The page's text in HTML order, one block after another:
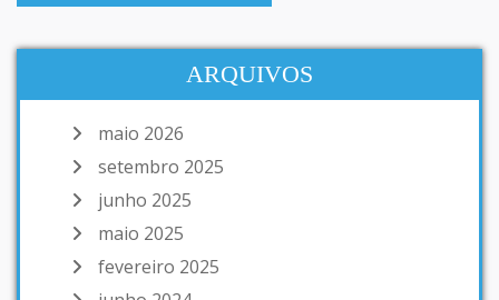
ARQUIVOS
maio 2026
setembro 2025
junho 2025
maio 2025
fevereiro 2025